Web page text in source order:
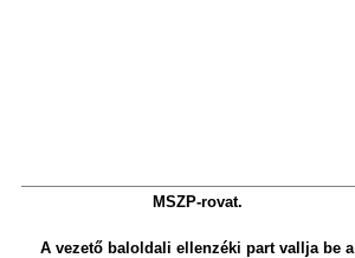
MSZP-rovat.
A vezető baloldali ellenzéki part vallja be a